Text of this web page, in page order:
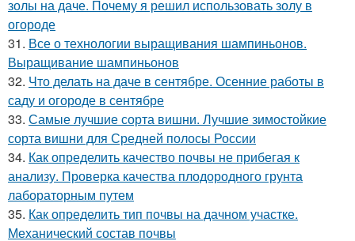
золы на даче. Почему я решил использовать золу в
огороде
31. Все о технологии выращивания шампиньонов.
Выращивание шампиньонов
32. Что делать на даче в сентябре. Осенние работы в
саду и огороде в сентябре
33. Самые лучшие сорта вишни. Лучшие зимостойкие
сорта вишни для Средней полосы России
34. Как определить качество почвы не прибегая к
анализу. Проверка качества плодородного грунта
лабораторным путем
35. Как определить тип почвы на дачном участке.
Механический состав почвы